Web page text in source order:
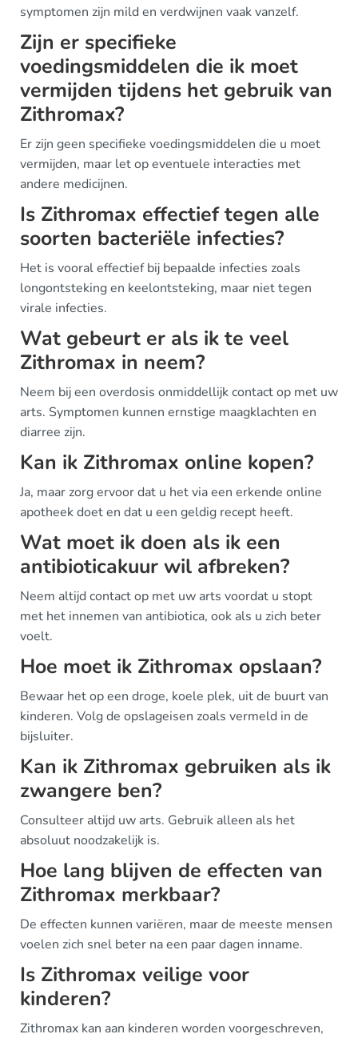
symptomen zijn mild en verdwijnen vaak vanzelf.
Zijn er specifieke
voedingsmiddelen die ik moet
vermijden tijdens het gebruik van
Zithromax?
Er zijn geen specifieke voedingsmiddelen die u moet
vermijden, maar let op eventuele interacties met
andere medicijnen.
Is Zithromax effectief tegen alle
soorten bacteriële infecties?
Het is vooral effectief bij bepaalde infecties zoals
longontsteking en keelontsteking, maar niet tegen
virale infecties.
Wat gebeurt er als ik te veel
Zithromax in neem?
Neem bij een overdosis onmiddellijk contact op met uw
arts. Symptomen kunnen ernstige maagklachten en
diarree zijn.
Kan ik Zithromax online kopen?
Ja, maar zorg ervoor dat u het via een erkende online
apotheek doet en dat u een geldig recept heeft.
Wat moet ik doen als ik een
antibioticakuur wil afbreken?
Neem altijd contact op met uw arts voordat u stopt
met het innemen van antibiotica, ook als u zich beter
voelt.
Hoe moet ik Zithromax opslaan?
Bewaar het op een droge, koele plek, uit de buurt van
kinderen. Volg de opslageisen zoals vermeld in de
bijsluiter.
Kan ik Zithromax gebruiken als ik
zwangere ben?
Consulteer altijd uw arts. Gebruik alleen als het
absoluut noodzakelijk is.
Hoe lang blijven de effecten van
Zithromax merkbaar?
De effecten kunnen variëren, maar de meeste mensen
voelen zich snel beter na een paar dagen inname.
Is Zithromax veilige voor
kinderen?
Zithromax kan aan kinderen worden voorgeschreven,